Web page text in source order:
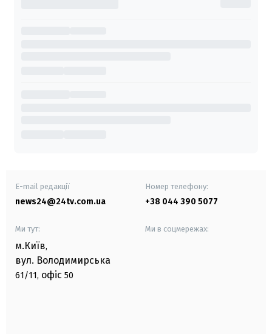
E-mail редакції
news24@24tv.com.ua
Номер телефону:
+38 044 390 5077
Ми тут:
м.Київ,
вул. Володимирська
61/11, офіс 50
Ми в соцмережах: